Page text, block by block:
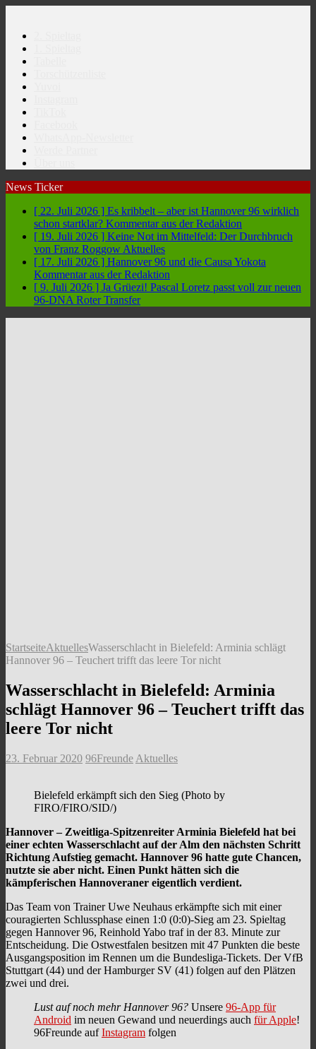
News Ticker
[ 22. Juli 2026 ] Es kribbelt – aber ist Hannover 96 wirklich
schon startklar? Kommentar aus der Redaktion
[ 19. Juli 2026 ] Keine Not im Mittelfeld: Der Durchbruch
von Franz Roggow Aktuelles
[ 17. Juli 2026 ] Hannover 96 und die Causa Yokota
Kommentar aus der Redaktion
[ 9. Juli 2026 ] Ja Grüezi! Pascal Loretz passt voll zur neuen
96-DNA Roter Transfer
StartseiteAktuellesWasserschlacht in Bielefeld: Arminia schlägt
Hannover 96 – Teuchert trifft das leere Tor nicht
Wasserschlacht in Bielefeld: Arminia
schlägt Hannover 96 – Teuchert trifft das
leere Tor nicht
23. Februar 2020 96Freunde Aktuelles
Bielefeld erkämpft sich den Sieg (Photo by
FIRO/FIRO/SID/)
Hannover – Zweitliga-Spitzenreiter Arminia Bielefeld hat bei
einer echten Wasserschlacht auf der Alm den nächsten Schritt
Richtung Aufstieg gemacht. Hannover 96 hatte gute Chancen,
nutzte sie aber nicht. Einen Punkt hätten sich die
kämpferischen Hannoveraner eigentlich verdient.
Das Team von Trainer Uwe Neuhaus erkämpfte sich mit einer
couragierten Schlussphase einen 1:0 (0:0)-Sieg am 23. Spieltag
gegen Hannover 96, Reinhold Yabo traf in der 83. Minute zur
Entscheidung. Die Ostwestfalen besitzen mit 47 Punkten die beste
Ausgangsposition im Rennen um die Bundesliga-Tickets. Der VfB
Stuttgart (44) und der Hamburger SV (41) folgen auf den Plätzen
zwei und drei.
Lust auf noch mehr Hannover 96? Unsere 96-App für
Android im neuen Gewand und neuerdings auch für Apple!
96Freunde aufInstagram folgen